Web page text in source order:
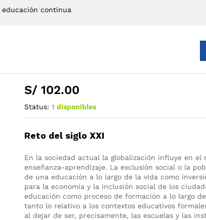
continua
S/ 102.00
Status: 1 disponibles
Reto del siglo XXI
En la sociedad actual la globalización influye en el
enseñanza-aprendizaje. La exclusión social o la
de una educación a lo largo de la vida como
para la economía y la inclusión social de los
educación como proceso de formación a lo largo
tanto lo relativo a los contextos educativos
al dejar de ser, precisamente, las escuelas y las